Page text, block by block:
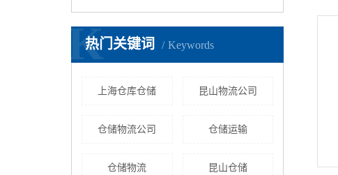
热门关键词 Keywords
K
上海仓库仓储 昆山物流公司
仓储物流公司 仓储运输
仓储物流 昆山仓储